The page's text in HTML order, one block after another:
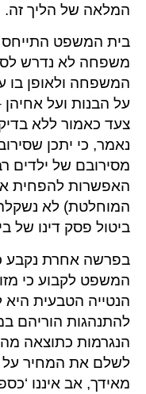
המלאה של הליך זה.
בית המשפט התייחס
משפחה לא נדרש
המשפחה ולאופן בו
על הבנות ועל אחיהן
צעד כאמור ללא
נאמר, כי יתכן
מסירובם של ילדים
האפשרות להפחית
המוחלטת) לא
ביטול פסק דינו של
בפרשה אחרת נקבע
המשפט לקבוע כי
הנטייה הטבעית
להתנהגות הוריהם
הנגרמות כתוצאה
לשלם את המחיר על